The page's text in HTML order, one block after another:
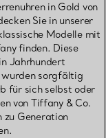
in Gold von
Sie in unserer
Modelle mit
finden. Diese
Jahrhundert
wurden sorgfältig
für sich selbst oder
von Tiffany & Co.
zu Generation